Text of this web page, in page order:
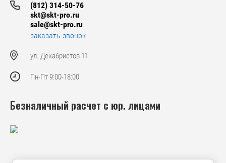
(812) 314-50-76
skt@skt-pro.ru
sale@skt-pro.ru
заказать звонок
ул. Декабристов 11
Пн-Пт 9:00-18:00
Безналичный расчет с юр. лицами